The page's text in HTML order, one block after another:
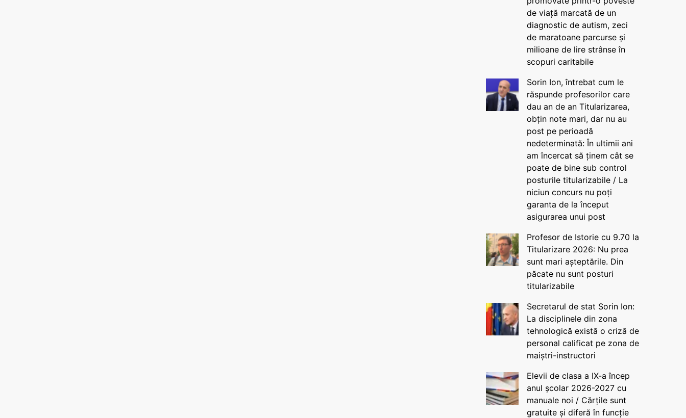
de viață marcată de un
diagnostic de autism, zeci
de maratoane parcurse și
milioane de lire strânse în
scopuri caritabile
Sorin Ion, întrebat cum le
răspunde profesorilor care
dau an de an Titularizarea,
obțin note mari, dar nu au
post pe perioadă
nedeterminată: În ultimii ani
am încercat să ținem cât se
poate de bine sub control
posturile titularizabile / La
niciun concurs nu poți
garanta de la început
asigurarea unui post
Profesor de Istorie cu 9.70 la
Titularizare 2026: Nu prea
sunt mari așteptările. Din
păcate nu sunt posturi
titularizabile
Secretarul de stat Sorin Ion:
La disciplinele din zona
tehnologică există o criză de
personal calificat pe zona de
maiștri-instructori
Elevii de clasa a IX-a încep
anul școlar 2026-2027 cu
manuale noi / Cărțile sunt
gratuite și diferă în funcție